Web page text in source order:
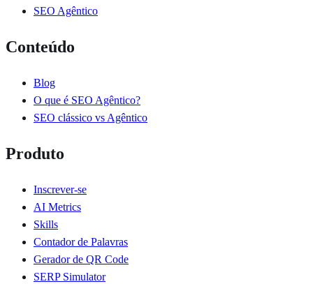
SEO Agêntico
Conteúdo
Blog
O que é SEO Agêntico?
SEO clássico vs Agêntico
Produto
Inscrever-se
AI Metrics
Skills
Contador de Palavras
Gerador de QR Code
SERP Simulator